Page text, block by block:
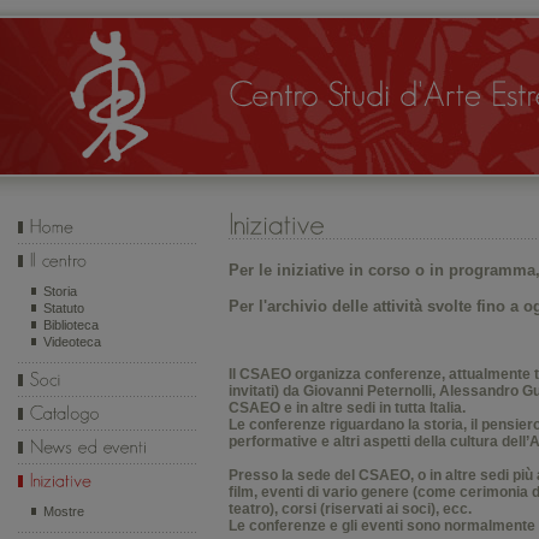
Storia
Statuto
Biblioteca
Videoteca
Mostre
Per le iniziative in corso o in programma
Per l'archivio delle attività svolte fino a
Il CSAEO organizza conferenze,
invitati) da Giovanni Peternolli, Alessandro
CSAEO e in altre sedi in tutta Italia.
Le conferenze riguardano la storia, il
performative e altri aspetti della cultura
Presso la sede del CSAEO, o in altre sedi
film, eventi di vario genere (come cerimonia
teatro), corsi (riservati ai soci), ecc.
Le conferenze e gli eventi sono